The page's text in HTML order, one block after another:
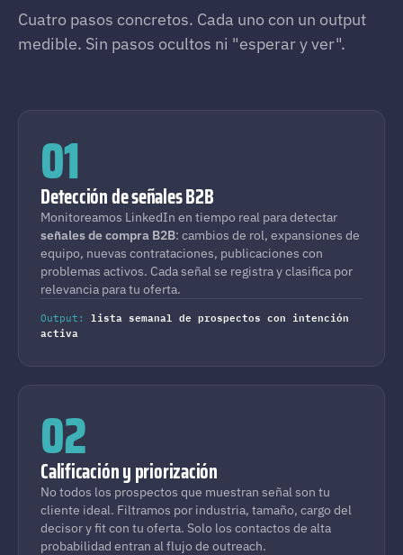
Cuatro pasos concretos. Cada uno con un output
medible. Sin pasos ocultos ni "esperar y ver".
01
Detección de señales B2B
Monitoreamos LinkedIn en tiempo real para detectar
señales de compra B2B: cambios de rol, expansiones de
equipo, nuevas contrataciones, publicaciones con
problemas activos. Cada señal se registra y clasifica por
relevancia para tu oferta.
Output: lista semanal de prospectos con intención
activa
02
Calificación y priorización
No todos los prospectos que muestran señal son tu
cliente ideal. Filtramos por industria, tamaño, cargo del
decisor y fit con tu oferta. Solo los contactos de alta
probabilidad entran al flujo de outreach.